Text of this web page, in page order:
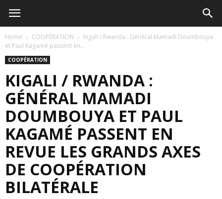
Home COOPÉRATION
Kigali / Rwanda : Général Mamadi Doumbouya
et Paul Kagamé passent en...
COOPÉRATION
KIGALI / RWANDA :
GÉNÉRAL MAMADI
DOUMBOUYA ET PAUL
KAGAMÉ PASSENT EN
REVUE LES GRANDS AXES
DE COOPÉRATION
BILATÉRALE